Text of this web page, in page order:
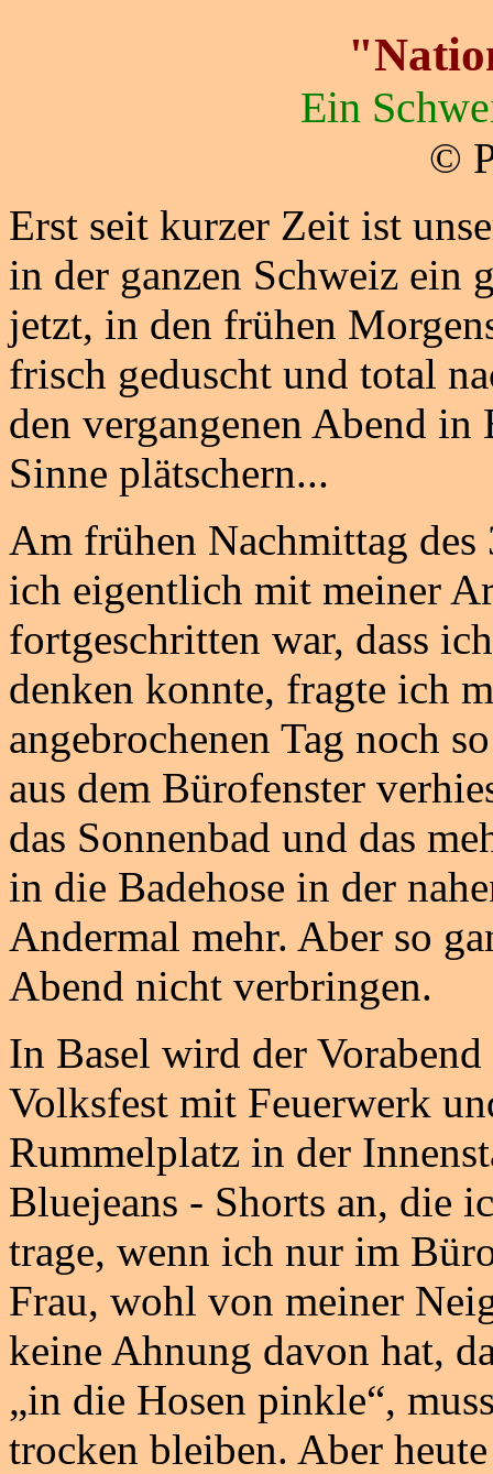
Ein
©
Erst seit kurzer Zeit ist
in der ganzen Schweiz ein
jetzt, in den frühen
frisch geduscht und total
den vergangenen Abend
Sinne plätschern...
Am frühen Nachmittag
ich eigentlich mit meiner
fortgeschritten war, dass
denken konnte, fragte ich
angebrochenen Tag noch
aus dem Bürofenster
das Sonnenbad und das
in die Badehose in der
Andermal mehr. Aber so
Abend nicht verbringen.
In Basel wird der
Volksfest mit Feuerwerk
Rummelplatz in der
Bluejeans - Shorts an, die
trage, wenn ich nur im
Frau, wohl von meiner
keine Ahnung davon hat,
„in die Hosen pinkle“,
trocken bleiben. Aber